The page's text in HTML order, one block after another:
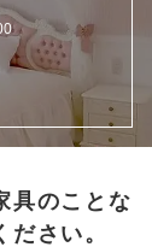
具のことな
さい。